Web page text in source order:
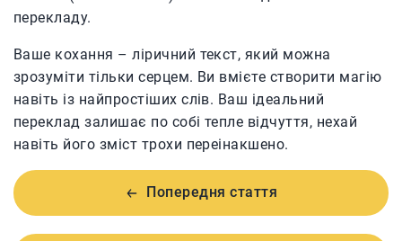
перекладу.
Ваше кохання – ліричний текст, який можна
зрозуміти тільки серцем. Ви вмієте створити магію
навіть із найпростіших слів. Ваш ідеальний
переклад залишає по собі тепле відчуття, нехай
навіть його зміст трохи переінакшено.
Попередня стаття